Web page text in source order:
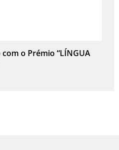
o Prémio “LÍNGUA